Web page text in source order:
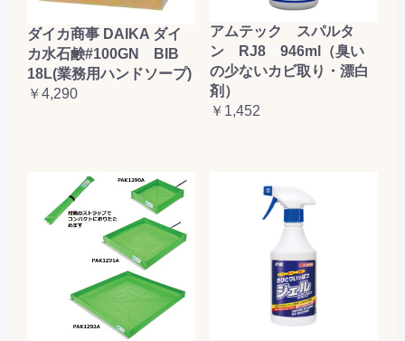
ダイカ商事 DAIKA ダイ
カ水石鹸#100GN BIB
18L(業務用ハンドソープ)
￥4,290
アムテック スパルタ
ン RJ8 946ml（臭い
の少ないカビ取り・漂白
剤）
￥1,452